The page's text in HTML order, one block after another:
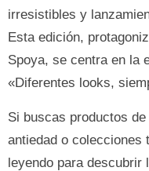
irresistibles y
Esta edición,
Spoya, se centra en la
«Diferentes looks,
Si buscas productos
antiedad o
leyendo para descubrir